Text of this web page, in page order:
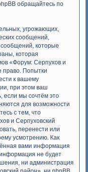
обращайтесь по
угрожающих,
сообщений,
которые
которая
«Форум: Серпухов и
право. Попытки
к вашему
при этом ваш
если мы сочтём это
для возможности
с тем, что
и Серпуховский
перенести или
усмотрению. Как
вами информация
не будет
ни администрация